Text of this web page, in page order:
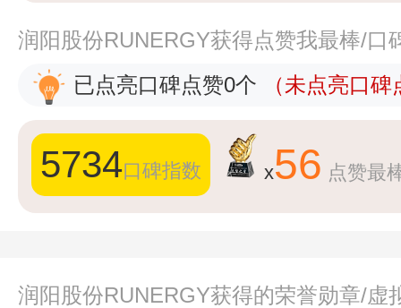
润阳股份RUNERGY获得点赞我最棒/口
已点亮口碑点赞0个
（未点亮口
5734口碑指数 x56 点赞最
润阳股份RUNERGY获得的荣誉勋章/虚